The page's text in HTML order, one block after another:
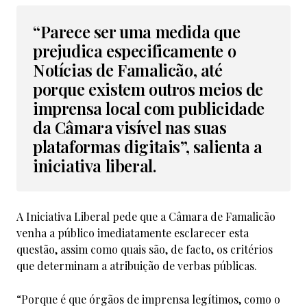
“Parece ser uma medida que
prejudica especificamente o
Notícias de Famalicão, até
porque existem outros meios de
imprensa local com publicidade
da Câmara visível nas suas
plataformas digitais”, salienta a
iniciativa liberal.
A Iniciativa Liberal pede que a Câmara de Famalicão
venha a público imediatamente esclarecer esta
questão, assim como quais são, de facto, os critérios
que determinam a atribuição de verbas públicas.
“Porque é que órgãos de imprensa legítimos, como o